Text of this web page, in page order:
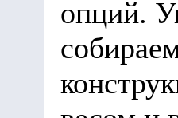
опций.